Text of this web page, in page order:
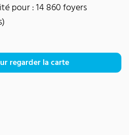
pour : 14 860 foyers
regarder la carte